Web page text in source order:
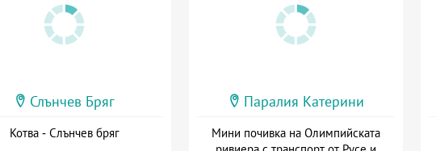
Слънчев Бряг
Котва - Слънчев бряг
Паралия Катерини
Мини почивка на Олимпийската